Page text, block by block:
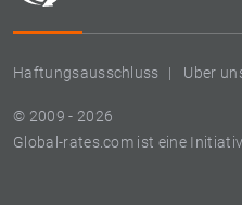
Haftungsausschluss Uber
© 2009 - 2026
Global-rates.com ist eine